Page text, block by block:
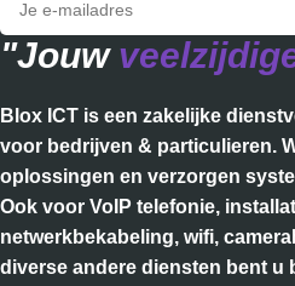
"Jouw
Blox ICT is een zakelijke
voor bedrijven & particulieren.
oplossingen en verzorgen
Ook voor VoIP telefonie,
netwerkbekabeling, wifi,
diverse andere diensten bent u